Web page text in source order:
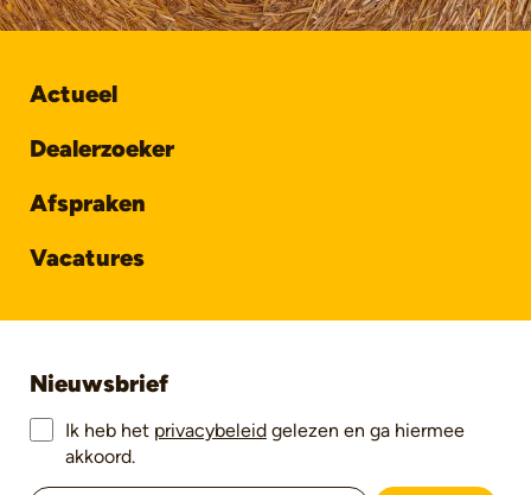
Actueel
Dealerzoeker
Afspraken
Vacatures
Nieuwsbrief
Ik heb het privacybeleid gelezen en ga hiermee
akkoord.